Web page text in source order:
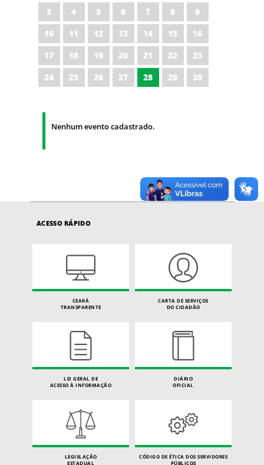
3
4 5 6 7 8
9
10
11 12 13 14 15
16
17
18 19 20 21 22
23
24
25 26 27 28 29 30
Nenhum evento cadastrado.
ACESSO RÁPIDO
CEARÁ
TRANSPARENTE
CARTA DE SERVIÇOS
DO CIDADÃO
LEI GERAL DE
ACESSO À INFORMAÇÃO
DIÁRIO
OFICIAL
LEGISLAÇÃO
ESTADUAL
CÓDIGO DE ÉTICA DOS SERVIDORES
PÚBLICOS